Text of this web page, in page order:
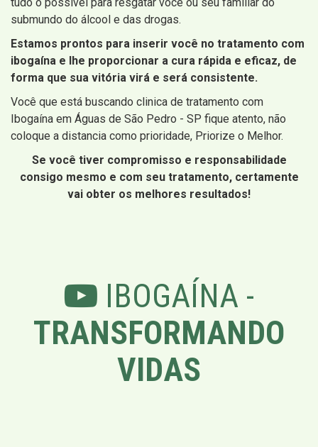
tudo o possível para resgatar você ou seu familiar do
submundo do álcool e das drogas.
Estamos prontos para inserir você no tratamento com
ibogaína e lhe proporcionar a cura rápida e eficaz, de
forma que sua vitória virá e será consistente.
Você que está buscando clinica de tratamento com
Ibogaína em Águas de São Pedro - SP fique atento, não
coloque a distancia como prioridade, Priorize o Melhor.
Se você tiver compromisso e responsabilidade
consigo mesmo e com seu tratamento, certamente
vai obter os melhores resultados!
IBOGAÍNA -
TRANSFORMANDO
VIDAS